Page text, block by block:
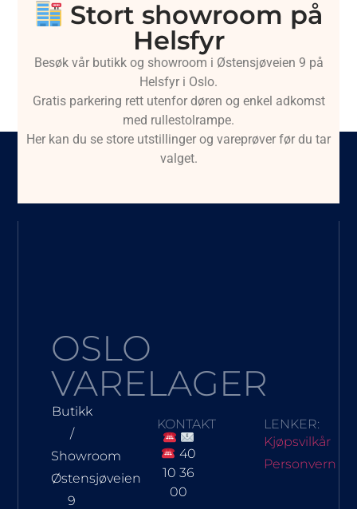
Stort showroom på
Helsfyr
Besøk vår butikk og showroom i Østensjøveien 9 på
Helsfyr i Oslo.
Gratis parkering rett utenfor døren og enkel adkomst
med rullestolrampe.
Her kan du se store utstillinger og vareprøver før du tar
valget.
OSLO
VARELAGER
Butikk
/
Showroom
Østensjøveien
9
KONTAKT
40
10 36
00
LENKER:
Kjøpsvilkår
Personvern